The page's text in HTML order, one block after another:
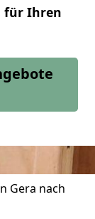
für Ihren
Gera nach